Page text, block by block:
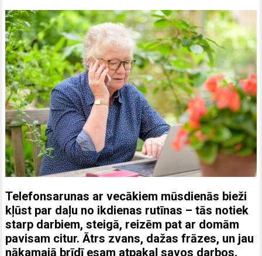
Telefonsarunas ar vecākiem mūsdienās bieži
kļūst par daļu no ikdienas rutīnas – tās notiek
starp darbiem, steigā, reizēm pat ar domām
pavisam citur. Ātrs zvans, dažas frāzes, un jau
nākamajā brīdī esam atpakaļ savos darbos.